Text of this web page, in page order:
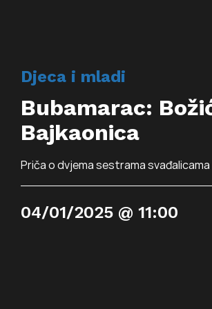
Info
Traži...
Djeca i mladi
Bubamarac:
Bajkaonica
Priča o dvjema sestrama svađalicama
04/01/2025 @ 11:00